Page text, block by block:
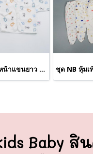
ชุด NB กระดุมหน้าแขนยาว (ขายส่งเริ่มต้น 100 ชุด)
Baby สิ